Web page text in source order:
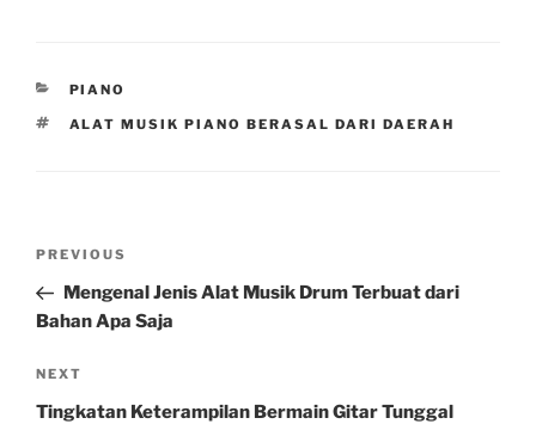
CATEGORIES
PIANO
TAGS
ALAT MUSIK PIANO BERASAL DARI DAERAH
Previous
Post
PREVIOUS
Mengenal Jenis Alat Musik Drum Terbuat dari
Bahan Apa Saja
Next
Post
NEXT
Tingkatan Keterampilan Bermain Gitar Tunggal